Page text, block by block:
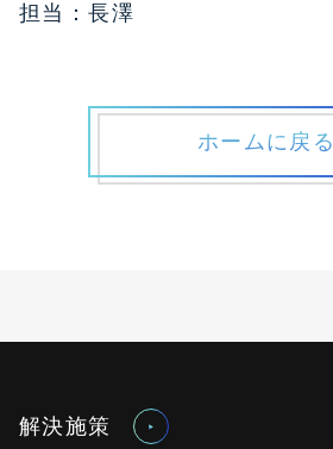
担当：長澤
ホームに戻る
解決施策